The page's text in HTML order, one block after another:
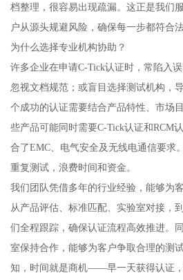
档整理，很容易出现疏漏。这正是我
户从源头规避风险，确保每一步都符合法
为什么选择专业机构协助？
许多企业在申请C-Tick认证时，常陷入
忽视文档规范；或盲目选择测试机构，
个成功的认证需要结合产品特性、市场
些产品可能同时需要C-Tick认证和RCM
合了EMC、电气安全及无线电通信要求
重复测试，浪费时间和资金。
我们团队凭借多年的行业经验，能够为
从产品评估、标准匹配、实验室对接，
们全程跟踪，确保认证流程高效推进。
室保持合作，能够为客户争取合理的测
知，时间就是商机——早一天获得认证